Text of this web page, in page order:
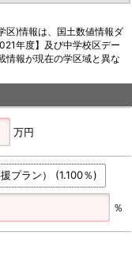
区)情報は、国土数値情報ダ
年度】及び中学校区デー
情報が現在の学区域と異な
万円
プラン） (1.100％)
％